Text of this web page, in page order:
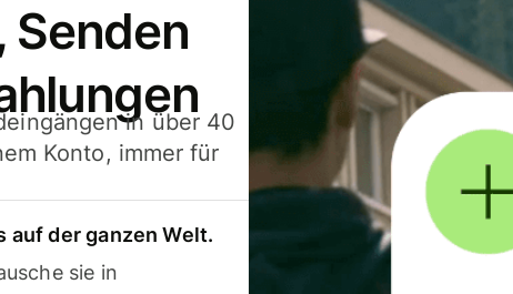
Senden
in über 40
Konto, immer für
auf der ganzen Welt.
sie in